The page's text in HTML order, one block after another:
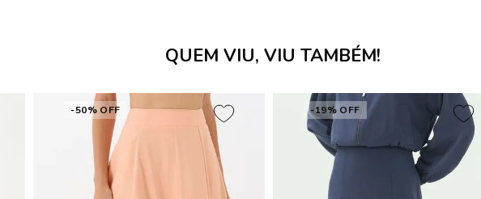
QUEM VIU, VIU TAMBÉM!
-50% OFF -19% OFF